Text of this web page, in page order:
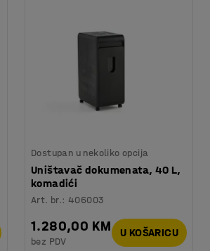
Dostupan u nekoliko opcija
Uništavač dokumenata, 40 L,
komadići
Art. br.: 406003
1.280,00 KM
bez PDV
U KOŠARICU